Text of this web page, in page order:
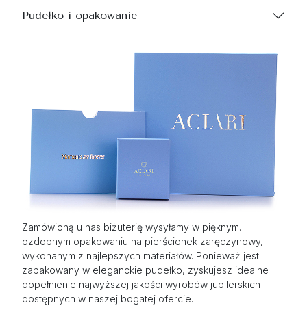
Pudełko i opakowanie
Zamówioną u nas biżuterię wysyłamy w pięknym.
ozdobnym opakowaniu na pierścionek zaręczynowy,
wykonanym z najlepszych materiałów. Ponieważ jest
zapakowany w eleganckie pudełko, zyskujesz idealne
dopełnienie najwyższej jakości wyrobów jubilerskich
dostępnych w naszej bogatej ofercie.